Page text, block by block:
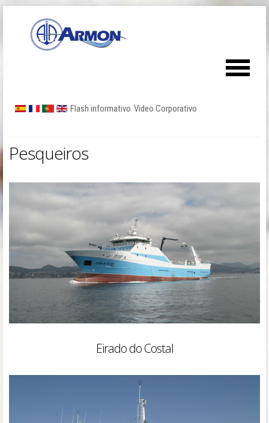
Flash informativo Video Corporativo
Pesqueiros
Eirado do Costal